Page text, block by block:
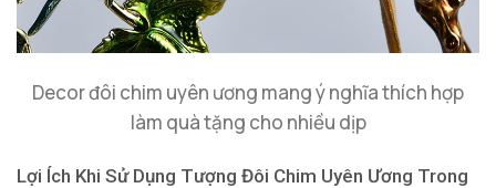
Decor đôi chim uyên ương mang ý nghĩa thích hợp
làm quà tặng cho nhiều dịp
Lợi Ích Khi Sử Dụng Tượng Đôi Chim Uyên Ương Trong